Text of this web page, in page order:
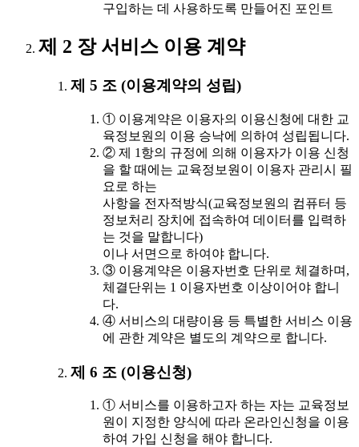
구입하는 데 사용하도록 만들어진 포인트
제 2 장 서비스 이용 계약
제 5 조 (이용계약의 성립)
① 이용계약은 이용자의 이용신청에 대한 교
육정보원의 이용 승낙에 의하여 성립됩니다.
② 제 1항의 규정에 의해 이용자가 이용 신청
을 할 때에는 교육정보원이 이용자 관리시 필
요로 하는
사항을 전자적방식(교육정보원의 컴퓨터 등
정보처리 장치에 접속하여 데이터를 입력하
는 것을 말합니다)
이나 서면으로 하여야 합니다.
③ 이용계약은 이용자번호 단위로 체결하며,
체결단위는 1 이용자번호 이상이어야 합니
다.
④ 서비스의 대량이용 등 특별한 서비스 이용
에 관한 계약은 별도의 계약으로 합니다.
제 6 조 (이용신청)
① 서비스를 이용하고자 하는 자는 교육정보
원이 지정한 양식에 따라 온라인신청을 이용
하여 가입 신청을 해야 합니다.